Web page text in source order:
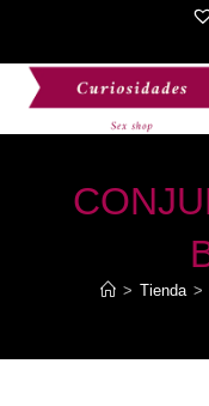
contenido
> Tienda >